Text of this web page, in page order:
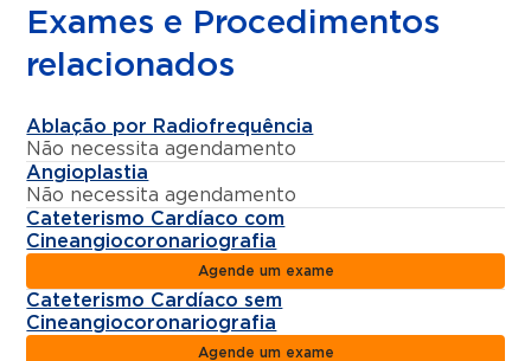
Exames e Procedimentos
relacionados
Ablação por Radiofrequência
Não necessita agendamento
Angioplastia
Não necessita agendamento
Cateterismo Cardíaco com
Cineangiocoronariografia
Agende um exame
Cateterismo Cardíaco sem
Cineangiocoronariografia
Agende um exame